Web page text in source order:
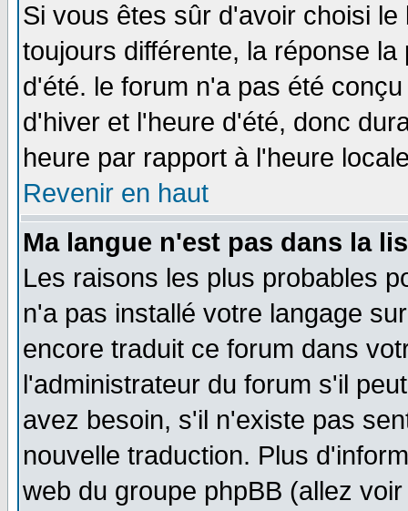
Si vous êtes sûr d'avoir choisi
toujours différente, la réponse
d'été. le forum n'a pas été
d'hiver et l'heure d'été, donc
heure par rapport à l'heure
Revenir en haut
Ma langue n'est pas dans la
Les raisons les plus probables
n'a pas installé votre langage
encore traduit ce forum dans
l'administrateur du forum s'il
avez besoin, s'il n'existe pas
nouvelle traduction. Plus
web du groupe phpBB (allez